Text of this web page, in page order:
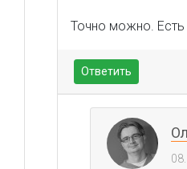
Точно можно.
Ответить